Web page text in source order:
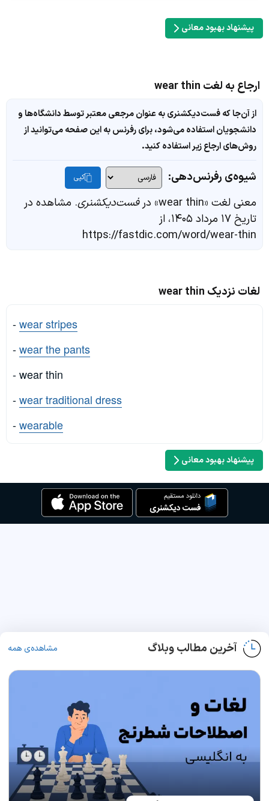
پیشنهاد بهبود معانی
ارجاع به لغت wear thin
از آن‌جا که فست‌دیکشنری به عنوان مرجعی معتبر توسط دانشگاه‌ها و
دانشجویان استفاده می‌شود، برای رفرنس به این صفحه می‌توانید از
روش‌های ارجاع زیر استفاده کنید.
شیوه‌ی رفرنس‌دهی: کپی
معنی لغت «wear thin» در فست‌دیکشنری. مشاهده در
تاریخ ۱۷ مرداد ۱۴۰۵، از
https://fastdic.com/word/wear-thin
لغات نزدیک wear thin
-wear stripes
-wear the pants
- wear thin
-wear traditional dress
-wearable
پیشنهاد بهبود معانی
آخرین مطالب وبلاگ مشاهده‌ی همه